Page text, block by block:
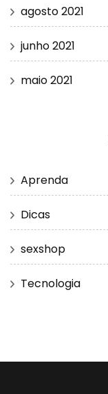
agosto 2021
junho 2021
maio 2021
Aprenda
Dicas
sexshop
Tecnologia